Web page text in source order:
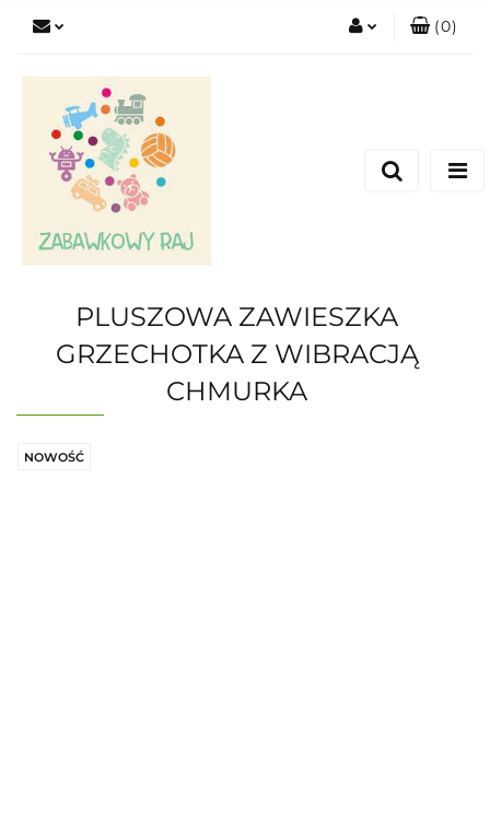
(0)
PLUSZOWA ZAWIESZKA
GRZECHOTKA Z WIBRACJĄ
CHMURKA
NOWOŚĆ